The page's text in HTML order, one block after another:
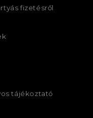
fizetésről
tájékoztató